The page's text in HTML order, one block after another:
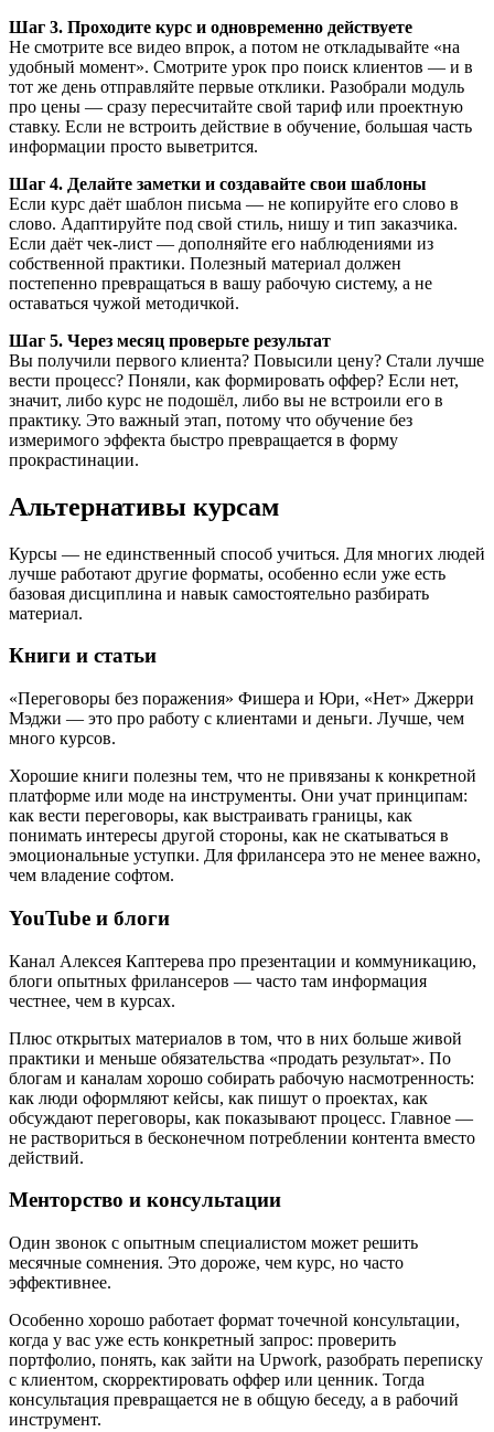
Шаг 3. Проходите курс и одновременно действуете
Не смотрите все видео впрок, а потом не откладывайте «на
удобный момент». Смотрите урок про поиск клиентов — и в
тот же день отправляйте первые отклики. Разобрали модуль
про цены — сразу пересчитайте свой тариф или проектную
ставку. Если не встроить действие в обучение, большая часть
информации просто выветрится.
Шаг 4. Делайте заметки и создавайте свои шаблоны
Если курс даёт шаблон письма — не копируйте его слово в
слово. Адаптируйте под свой стиль, нишу и тип заказчика.
Если даёт чек-лист — дополняйте его наблюдениями из
собственной практики. Полезный материал должен
постепенно превращаться в вашу рабочую систему, а не
оставаться чужой методичкой.
Шаг 5. Через месяц проверьте результат
Вы получили первого клиента? Повысили цену? Стали лучше
вести процесс? Поняли, как формировать оффер? Если нет,
значит, либо курс не подошёл, либо вы не встроили его в
практику. Это важный этап, потому что обучение без
измеримого эффекта быстро превращается в форму
прокрастинации.
Альтернативы курсам
Курсы — не единственный способ учиться. Для многих людей
лучше работают другие форматы, особенно если уже есть
базовая дисциплина и навык самостоятельно разбирать
материал.
Книги и статьи
«Переговоры без поражения» Фишера и Юри, «Нет» Джерри
Мэджи — это про работу с клиентами и деньги. Лучше, чем
много курсов.
Хорошие книги полезны тем, что не привязаны к конкретной
платформе или моде на инструменты. Они учат принципам:
как вести переговоры, как выстраивать границы, как
понимать интересы другой стороны, как не скатываться в
эмоциональные уступки. Для фрилансера это не менее важно,
чем владение софтом.
YouTube и блоги
Канал Алексея Каптерева про презентации и коммуникацию,
блоги опытных фрилансеров — часто там информация
честнее, чем в курсах.
Плюс открытых материалов в том, что в них больше живой
практики и меньше обязательства «продать результат». По
блогам и каналам хорошо собирать рабочую насмотренность:
как люди оформляют кейсы, как пишут о проектах, как
обсуждают переговоры, как показывают процесс. Главное —
не раствориться в бесконечном потреблении контента вместо
действий.
Менторство и консультации
Один звонок с опытным специалистом может решить
месячные сомнения. Это дороже, чем курс, но часто
эффективнее.
Особенно хорошо работает формат точечной консультации,
когда у вас уже есть конкретный запрос: проверить
портфолио, понять, как зайти на Upwork, разобрать переписку
с клиентом, скорректировать оффер или ценник. Тогда
консультация превращается не в общую беседу, а в рабочий
инструмент.